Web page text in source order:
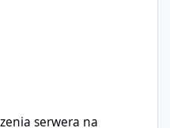
serwera na